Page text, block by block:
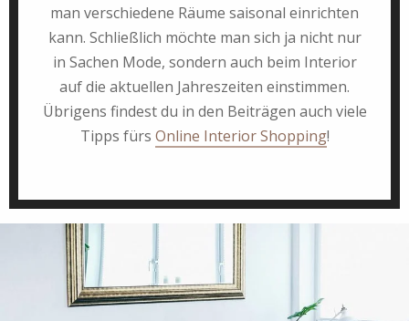
man verschiedene Räume saisonal einrichten
kann. Schließlich möchte man sich ja nicht nur
in Sachen Mode, sondern auch beim Interior
auf die aktuellen Jahreszeiten einstimmen.
Übrigens findest du in den Beiträgen auch viele
Tipps fürs Online Interior Shopping!